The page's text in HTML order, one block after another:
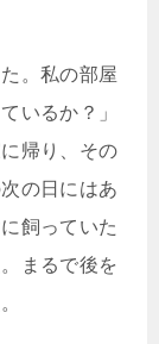
。私の部屋
いるか？」
帰り、その
の日にはあ
飼っていた
まるで後を